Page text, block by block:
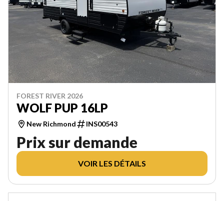
FOREST RIVER 2026
WOLF PUP 16LP
New Richmond INS00543
Prix sur demande
VOIR LES DÉTAILS